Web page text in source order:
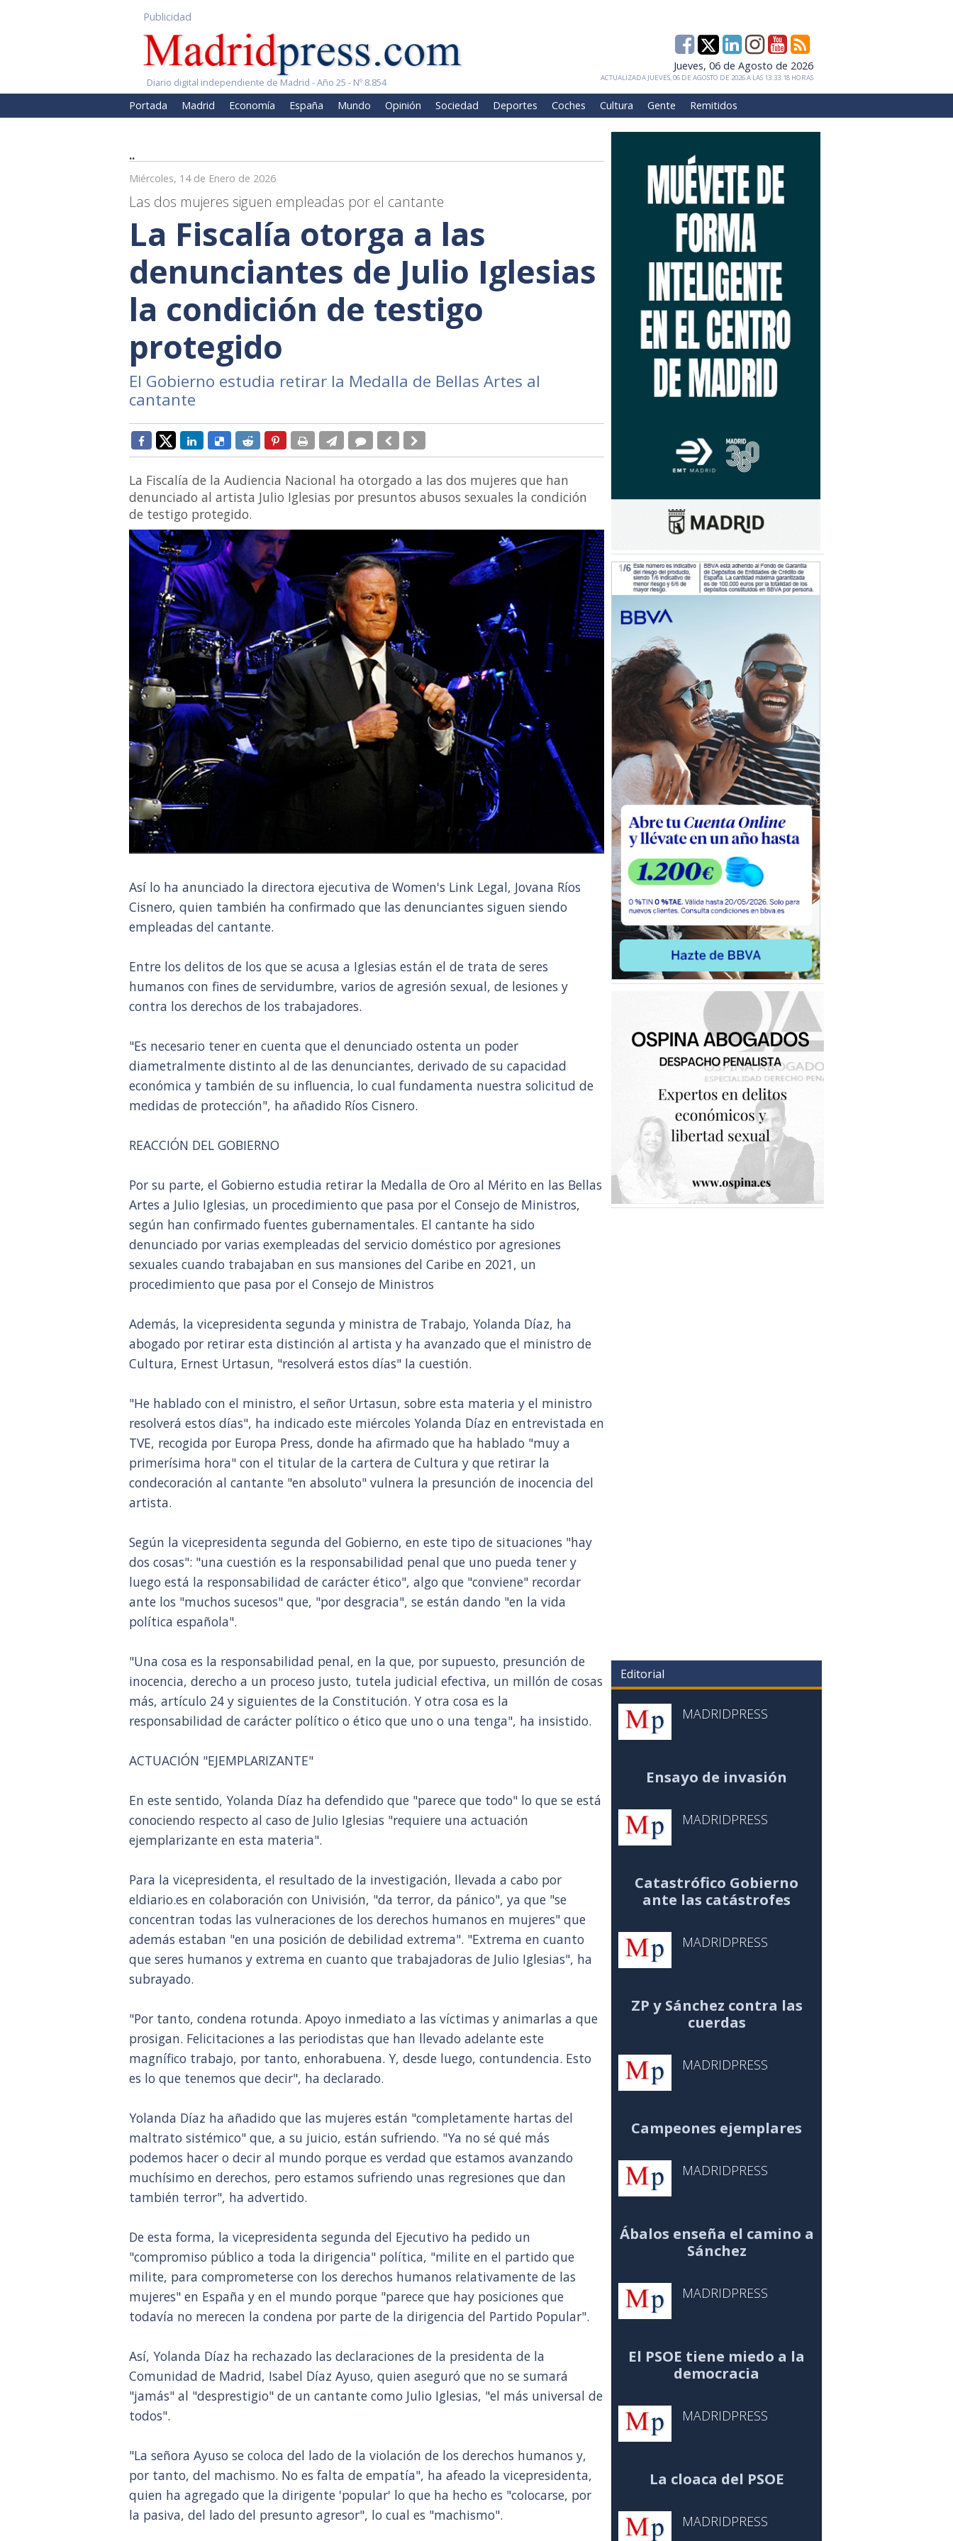
Publicidad
Diario digital independiente de Madrid - Año 25 - Nº 8.854
Jueves, 06 de Agosto de 2026
ACTUALIZADA JUEVES, 06 DE AGOSTO DE 2026 A LAS 13:33:18 HORAS
Portada Madrid Economía España Mundo Opinión Sociedad Deportes Coches Cultura Gente Remitidos
..
Miércoles, 14 de Enero de 2026
Las dos mujeres siguen empleadas por el cantante
La Fiscalía otorga a las
denunciantes de Julio Iglesias
la condición de testigo
protegido
El Gobierno estudia retirar la Medalla de Bellas Artes al
cantante
La Fiscalía de la Audiencia Nacional ha otorgado a las dos mujeres que han
denunciado al artista Julio Iglesias por presuntos abusos sexuales la condición
de testigo protegido.
Así lo ha anunciado la directora ejecutiva de Women's Link Legal, Jovana Ríos
Cisnero, quien también ha confirmado que las denunciantes siguen siendo
empleadas del cantante.
Entre los delitos de los que se acusa a Iglesias están el de trata de seres
humanos con fines de servidumbre, varios de agresión sexual, de lesiones y
contra los derechos de los trabajadores.
"Es necesario tener en cuenta que el denunciado ostenta un poder
diametralmente distinto al de las denunciantes, derivado de su capacidad
económica y también de su influencia, lo cual fundamenta nuestra solicitud de
medidas de protección", ha añadido Ríos Cisnero.
REACCIÓN DEL GOBIERNO
Por su parte, el Gobierno estudia retirar la Medalla de Oro al Mérito en las Bellas
Artes a Julio Iglesias, un procedimiento que pasa por el Consejo de Ministros,
según han confirmado fuentes gubernamentales. El cantante ha sido
denunciado por varias exempleadas del servicio doméstico por agresiones
sexuales cuando trabajaban en sus mansiones del Caribe en 2021, un
procedimiento que pasa por el Consejo de Ministros
Además, la vicepresidenta segunda y ministra de Trabajo, Yolanda Díaz, ha
abogado por retirar esta distinción al artista y ha avanzado que el ministro de
Cultura, Ernest Urtasun, "resolverá estos días" la cuestión.
"He hablado con el ministro, el señor Urtasun, sobre esta materia y el ministro
resolverá estos días", ha indicado este miércoles Yolanda Díaz en entrevistada en
TVE, recogida por Europa Press, donde ha afirmado que ha hablado "muy a
primerísima hora" con el titular de la cartera de Cultura y que retirar la
condecoración al cantante "en absoluto" vulnera la presunción de inocencia del
artista.
Según la vicepresidenta segunda del Gobierno, en este tipo de situaciones "hay
dos cosas": "una cuestión es la responsabilidad penal que uno pueda tener y
luego está la responsabilidad de carácter ético", algo que "conviene" recordar
ante los "muchos sucesos" que, "por desgracia", se están dando "en la vida
política española".
"Una cosa es la responsabilidad penal, en la que, por supuesto, presunción de
inocencia, derecho a un proceso justo, tutela judicial efectiva, un millón de cosas
más, artículo 24 y siguientes de la Constitución. Y otra cosa es la
responsabilidad de carácter político o ético que uno o una tenga", ha insistido.
ACTUACIÓN "EJEMPLARIZANTE"
En este sentido, Yolanda Díaz ha defendido que "parece que todo" lo que se está
conociendo respecto al caso de Julio Iglesias "requiere una actuación
ejemplarizante en esta materia".
Para la vicepresidenta, el resultado de la investigación, llevada a cabo por
eldiario.es en colaboración con Univisión, "da terror, da pánico", ya que "se
concentran todas las vulneraciones de los derechos humanos en mujeres" que
además estaban "en una posición de debilidad extrema". "Extrema en cuanto
que seres humanos y extrema en cuanto que trabajadoras de Julio Iglesias", ha
subrayado.
"Por tanto, condena rotunda. Apoyo inmediato a las víctimas y animarlas a que
prosigan. Felicitaciones a las periodistas que han llevado adelante este
magnífico trabajo, por tanto, enhorabuena. Y, desde luego, contundencia. Esto
es lo que tenemos que decir", ha declarado.
Yolanda Díaz ha añadido que las mujeres están "completamente hartas del
maltrato sistémico" que, a su juicio, están sufriendo. "Ya no sé qué más
podemos hacer o decir al mundo porque es verdad que estamos avanzando
muchísimo en derechos, pero estamos sufriendo unas regresiones que dan
también terror", ha advertido.
De esta forma, la vicepresidenta segunda del Ejecutivo ha pedido un
"compromiso público a toda la dirigencia" política, "milite en el partido que
milite, para comprometerse con los derechos humanos relativamente de las
mujeres" en España y en el mundo porque "parece que hay posiciones que
todavía no merecen la condena por parte de la dirigencia del Partido Popular".
Así, Yolanda Díaz ha rechazado las declaraciones de la presidenta de la
Comunidad de Madrid, Isabel Díaz Ayuso, quien aseguró que no se sumará
"jamás" al "desprestigio" de un cantante como Julio Iglesias, "el más universal de
todos".
"La señora Ayuso se coloca del lado de la violación de los derechos humanos y,
por tanto, del machismo. No es falta de empatía", ha afeado la vicepresidenta,
quien ha agregado que la dirigente 'popular' lo que ha hecho es "colocarse, por
la pasiva, del lado del presunto agresor", lo cual es "machismo".
Editorial
MADRIDPRESS
Ensayo de invasión
MADRIDPRESS
Catastrófico Gobierno
ante las catástrofes
MADRIDPRESS
ZP y Sánchez contra las
cuerdas
MADRIDPRESS
Campeones ejemplares
MADRIDPRESS
Ábalos enseña el camino a
Sánchez
MADRIDPRESS
El PSOE tiene miedo a la
democracia
MADRIDPRESS
La cloaca del PSOE
MADRIDPRESS